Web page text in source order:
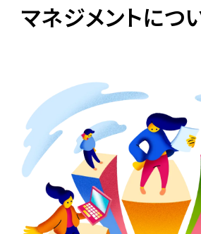
マネジメントにつ